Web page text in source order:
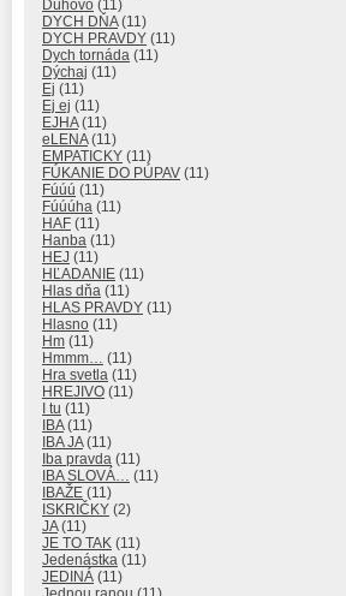
Dúhovo (11)
DYCH DŇA(11)
DYCH PRAVDY (11)
Dych tornáda (11)
Dýchaj (11)
Ej (11)
Ej ej (11)
EJHA(11)
eLENA(11)
EMPATICKY (11)
FÚKANIE DO PÚPAV (11)
Fúúú (11)
Fúúúha (11)
HAF (11)
Hanba (11)
HEJ (11)
HĽADANIE (11)
Hlas dňa (11)
HLAS PRAVDY (11)
Hlasno (11)
Hm (11)
Hmmm… (11)
Hra svetla (11)
HREJIVO (11)
I tu (11)
IBA(11)
IBA JA(11)
Iba pravda (11)
IBA SLOVÁ… (11)
IBAŽE (11)
ISKRIČKY (2)
JA(11)
JE TO TAK (11)
Jedenástka (11)
JEDINÁ (11)